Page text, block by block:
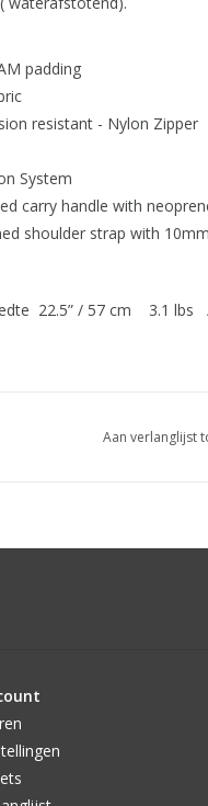
padding
resistant - Nylon Zipper
System
carry handle with
shoulder strap with
22.5” / 57 cm 3.1 lbs
Aan verlanglijst